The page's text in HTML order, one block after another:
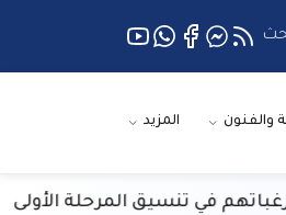
والفنون المزيد